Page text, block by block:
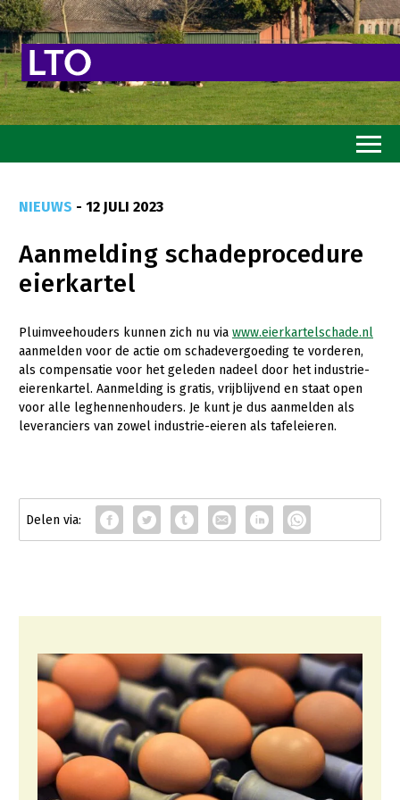
Goed eten
Mooi groen
Sterk ondernemerschap
Transitiepaden
Thema’s
Gezonde planten
Natuur, klimaat en energie
Bodem en water
Sectoren
Dier
Biologische Landbouw
Geitenhouderij
Kalverhouderij
Plant
Akkerbouw
Biologische Landbouw
Multifunctionele landbouw
Multifunctioneel
NIEUWS - 12 JULI 2023
Aanmelding schadeprocedure
eierkartel
Pluimveehouders kunnen zich nu via www.eierkartelschade.nl
aanmelden voor de actie om schadevergoeding te vorderen,
als compensatie voor het geleden nadeel door het industrie-
eierenkartel. Aanmelding is gratis, vrijblijvend en staat open
voor alle leghennenhouders. Je kunt je dus aanmelden als
leveranciers van zowel industrie-eieren als tafeleieren.